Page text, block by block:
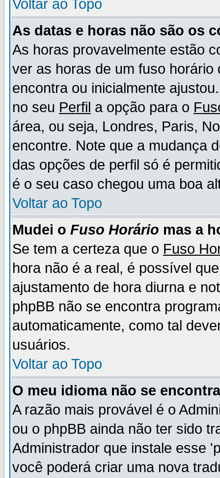
Voltar ao Topo
As datas e horas não são os
As horas provavelmente estão
ver as horas de um fuso
encontra ou inicialmente
no seu Perfil a opção para o
área, ou seja, Londres, Paris,
encontre. Note que a mudança
das opções de perfil só é
é o seu caso chegou uma boa
Voltar ao Topo
Mudei o Fuso Horário mas a
Se tem a certeza que o Fuso
hora não é a real, é possível
ajustamento de hora diurna e
phpBB não se encontra
automaticamente, como tal
usuários.
Voltar ao Topo
O meu idioma não se
A razão mais provável é o
ou o phpBB ainda não ter sido
Administrador que instale esse
você poderá criar uma nova